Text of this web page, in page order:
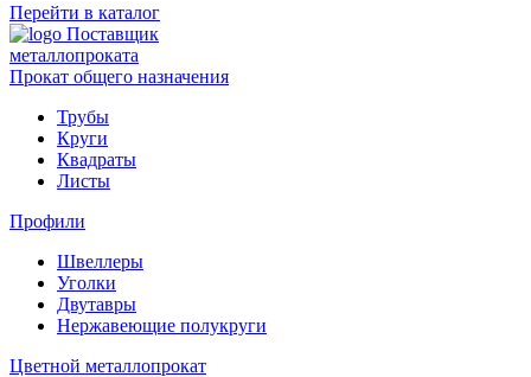
Перейти в каталог
Поставщик
металлопроката
Прокат общего назначения
Трубы
Круги
Квадраты
Листы
Профили
Швеллеры
Уголки
Двутавры
Нержавеющие полукруги
Цветной металлопрокат